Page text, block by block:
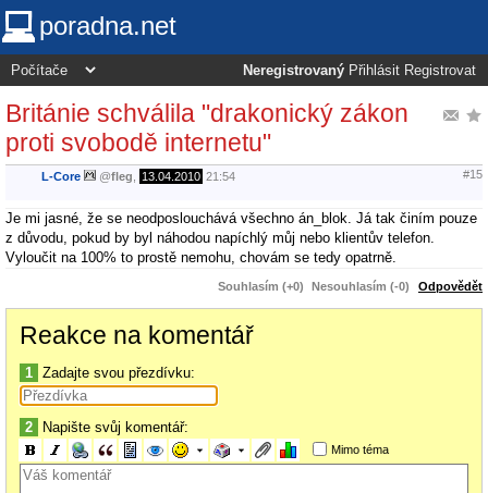
poradna.net
Neregistrovaný Přihlásit Registrovat
Británie schválila "drakonický zákon
proti svobodě internetu"
L-Core @fleg 13.04.2010 21:54 #15
Je mi jasné, že se neodposlouchává všechno án_blok. Já tak činím pouze
z důvodu, pokud by byl náhodou napíchlý můj nebo klientův telefon.
Vyloučit na 100% to prostě nemohu, chovám se tedy opatrně.
Souhlasím (+0) Nesouhlasím (-0) Odpovědět
Reakce na komentář
1 Zadajte svou přezdívku:
2 Napište svůj komentář:
Mimo téma